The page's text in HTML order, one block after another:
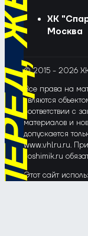
ХК
Москва
© 2015 - 2026
Все права на
являются
соответствии с
материалов и
допускается
www.vhlru.ru.
voshimik.ru
Этот сайт